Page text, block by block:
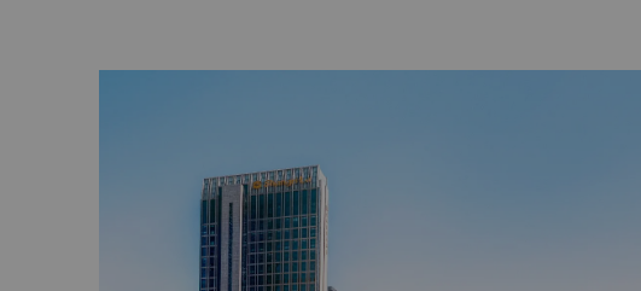
天津之眼